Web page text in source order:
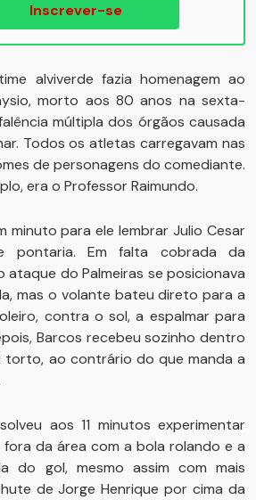
Inscrever-se
alviverde fazia homenagem ao
morto aos 80 anos na sexta-
múltipla dos órgãos causada
Todos os atletas carregavam nas
de personagens do comediante.
era o Professor Raimundo.
minuto para ele lembrar Julio Cesar
pontaria. Em falta cobrada da
do Palmeiras se posicionava
mas o volante bateu direto para a
contra o sol, a espalmar para
Barcos recebeu sozinho dentro
torto, ao contrário do que manda a
aos 11 minutos experimentar
fora da área com a bola rolando e a
do gol, mesmo assim com mais
de Jorge Henrique por cima da